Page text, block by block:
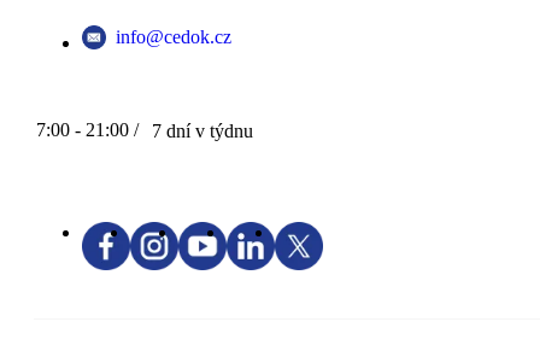
info@cedok.cz
7:00 - 21:00 / 7 dní v týdnu